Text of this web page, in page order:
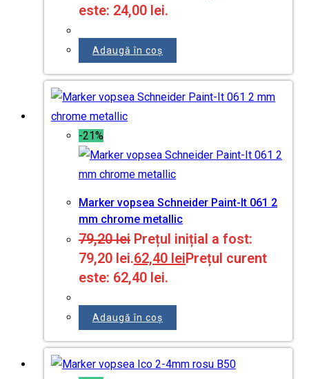
este: 24,00 lei.
Adaugă în coș
-21%
Marker vopsea Schneider Paint-It 061 2
mm chrome metallic
79,20lei Prețul inițial a fost:
79,20 lei.62,40 leiPrețul curent
este: 62,40 lei.
Adaugă în coș